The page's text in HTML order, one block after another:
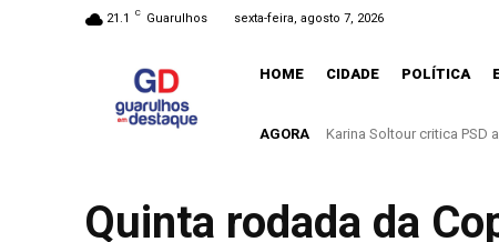
21.1 C Guarulhos sexta-feira, agosto 7, 2026
HOME CIDADE POLÍTICA
AGORA Entenda o que muda com
Quinta rodada da